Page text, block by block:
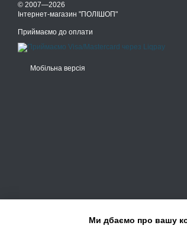
© 2007—2026
Інтернет-магазин "ПОЛІШОП"
Приймаємо до оплати
Мобільна версія
Ми дбаємо про вашу